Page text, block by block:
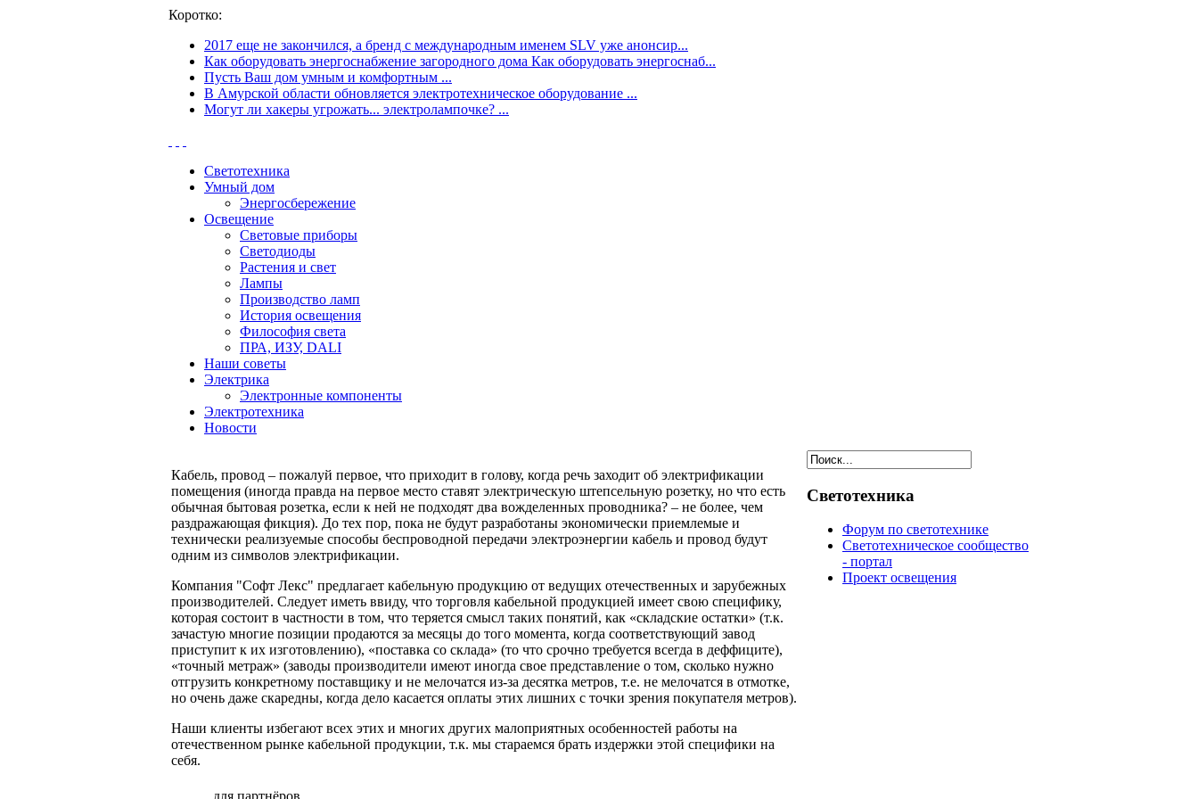
Коротко:
2017 еще не закончился, а бренд с международным именем SLV уже анонсир...
Как оборудовать энергоснабжение загородного дома Как оборудовать энергоснаб...
Пусть Ваш дом умным и комфортным ...
В Амурской области обновляется электротехническое оборудование ...
Могут ли хакеры угрожать... электролампочке? ...
Светотехника
Умный дом
Энергосбережение
Освещение
Световые приборы
Светодиоды
Растения и свет
Лампы
Производство ламп
История освещения
Философия света
ПРА, ИЗУ, DALI
Наши советы
Электрика
Электронные компоненты
Электротехника
Новости
Кабель, провод – пожалуй первое, что приходит в голову, когда речь заходит об электрификации
помещения (иногда правда на первое место ставят электрическую штепсельную розетку, но что есть
обычная бытовая розетка, если к ней не подходят два вожделенных проводника? – не более, чем
раздражающая фикция). До тех пор, пока не будут разработаны экономически приемлемые и
технически реализуемые способы беспроводной передачи электроэнергии кабель и провод будут
одним из символов электрификации.
Компания "Софт Лекс" предлагает кабельную продукцию от ведущих отечественных и зарубежных
производителей. Следует иметь ввиду, что торговля кабельной продукцией имеет свою специфику,
которая состоит в частности в том, что теряется смысл таких понятий, как «складские остатки» (т.к.
зачастую многие позиции продаются за месяцы до того момента, когда соответствующий завод
приступит к их изготовлению), «поставка со склада» (то что срочно требуется всегда в деффиците),
«точный метраж» (заводы производители имеют иногда свое представление о том, сколько нужно
отгрузить конкретному поставщику и не мелочатся из-за десятка метров, т.е. не мелочатся в отмотке,
но очень даже скаредны, когда дело касается оплаты этих лишних с точки зрения покупателя метров).
Наши клиенты избегают всех этих и многих других малоприятных особенностей работы на
отечественном рынке кабельной продукции, т.к. мы стараемся брать издержки этой специфики на
себя.
для партнёров
Светотехника
Форум по светотехнике
Светотехническое сообщество
- портал
Проект освещения